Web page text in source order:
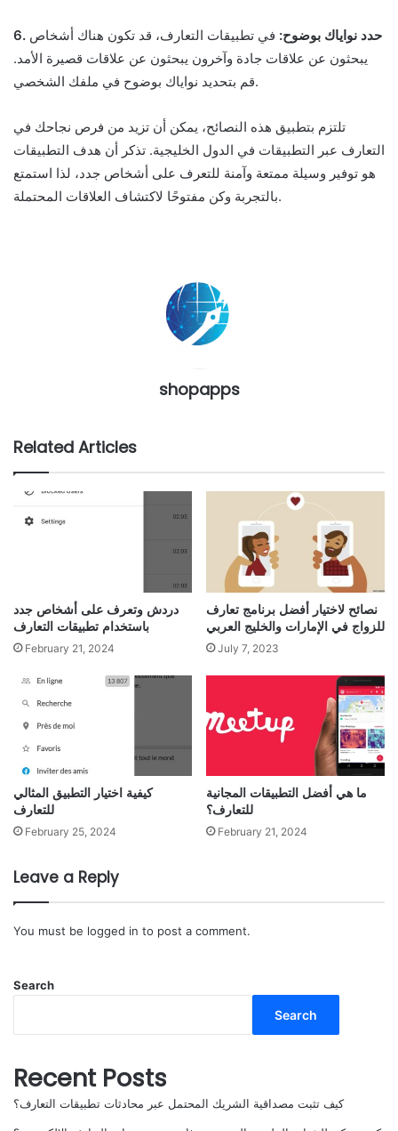
6. حدد نواياك بوضوح: في تطبيقات التعارف، قد تكون هناك أشخاص
يبحثون عن علاقات جادة وآخرون يبحثون عن علاقات قصيرة الأمد.
قم بتحديد نواياك بوضوح في ملفك الشخصي.
تلتزم بتطبيق هذه النصائح، يمكن أن تزيد من فرص نجاحك في
التعارف عبر التطبيقات في الدول الخليجية. تذكر أن هدف التطبيقات
هو توفير وسيلة ممتعة وآمنة للتعرف على أشخاص جدد، لذا استمتع
بالتجربة وكن مفتوحًا لاكتشاف العلاقات المحتملة.
shopapps
Related Articles
دردش وتعرف على أشخاص جدد
باستخدام تطبيقات التعارف
February 21, 2024
نصائح لاختيار أفضل برنامج تعارف
للزواج في الإمارات والخليج العربي
July 7, 2023
كيفية اختيار التطبيق المثالي
للتعارف
February 25, 2024
ما هي أفضل التطبيقات المجانية
للتعارف؟
February 21, 2024
Leave a Reply
You must be logged in to post a comment.
Search
Search
Recent Posts
كيف تثبت مصداقية الشريك المحتمل عبر محادثات تطبيقات التعارف؟